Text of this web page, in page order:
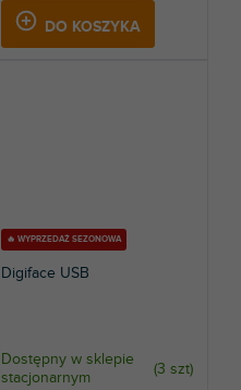
DO KOSZYKA
🔥 WYPRZEDAŻ SEZONOWA
Digiface USB
Dostępny w sklepie
stacjonarnym
(3 szt)